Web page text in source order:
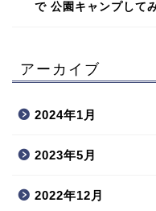
で 公園キャンプして
アーカイブ
2024年1月
2023年5月
2022年12月